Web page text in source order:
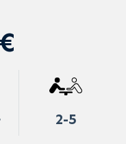
2-5